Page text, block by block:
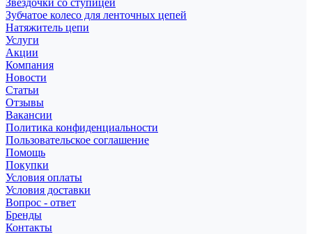
Звездочки со ступицей
Зубчатое колесо для ленточных цепей
Натяжитель цепи
Услуги
Акции
Компания
Новости
Статьи
Отзывы
Вакансии
Политика конфиденциальности
Пользовательское соглашение
Помощь
Покупки
Условия оплаты
Условия доставки
Вопрос - ответ
Бренды
Контакты